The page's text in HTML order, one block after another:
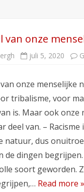
van onze
juli 5, 2020
van onze menselijke
tribalisme, voor
is. Maar ook
deel van. – Racisme
natuur, dus
de dingen
soort geworden.
Read more »